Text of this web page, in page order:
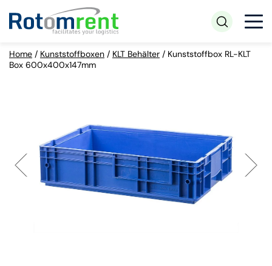
Home / Kunststoffboxen / KLT Behälter / Kunststoffbox RL-KLT
Box 600x400x147mm